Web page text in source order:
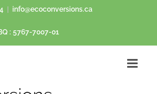
info@ecoconversions.ca
: 5767-7007-01